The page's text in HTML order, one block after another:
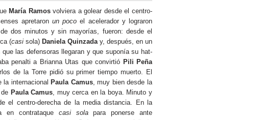
María Ramosvolviera a golear desde el centro-
apretaron un poco el acelerador y lograron
dos minutos y sin mayorías, fueron: desde el
(casi sola) Daniela Quinzaday, después, en un
que las defensoras llegaran y que suponía su hat-
penalti a Brianna Utas que convirtió Pili Peña
de la Torre pidió su primer tiempo muerto. El
la internacional Paula Camus, muy bien desde la
Paula Camus, muy cerca en la boya. Minuto y
el centro-derecha de la media distancia. En la
en contrataque casi solapara ponerse ante